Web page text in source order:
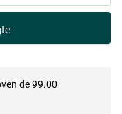
de 99.00